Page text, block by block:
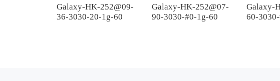
Galaxy-HK-252@09-
36-3030-20-1g-60
Galaxy-HK-252@07-
90-3030-#0-1g-60
Galaxy-
60-